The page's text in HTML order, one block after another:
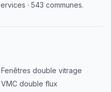
· 543 communes.
Fenêtres double vitrage
VMC double flux